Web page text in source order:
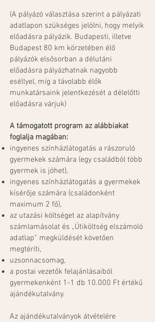
(A pályázó választása szerint a pályázati
adatlapon szükséges jelölni, hogy melyik
előadásra pályázik. Budapesti, illetve
Budapest 80 km körzetében élő
pályázók elsősorban a délutáni
előadásra pályázhatnak nagyobb
eséllyel, míg a távolabb élők
munkatársaink jelentkezését a délelőtti
előadásra várjuk)
A támogatott program az alábbiakat
foglalja magában:
ingyenes színházlátogatás a rászoruló
gyermekek számára (egy családból több
gyermek is jöhet),
ingyenes színházlátogatás a gyermekek
kísérője számára (családonként
maximum 2 fő),
az utazási költséget az alapítvány
számlamásolat és „Útiköltség elszámoló
adatlap” megküldését követően
megtéríti,
uzsonnacsomag,
a postai vezetők felajánlásaiból
gyermekenként 1-1 db 10.000 Ft értékű
ajándékutalvány.
Az ajándékutalványok átvételére